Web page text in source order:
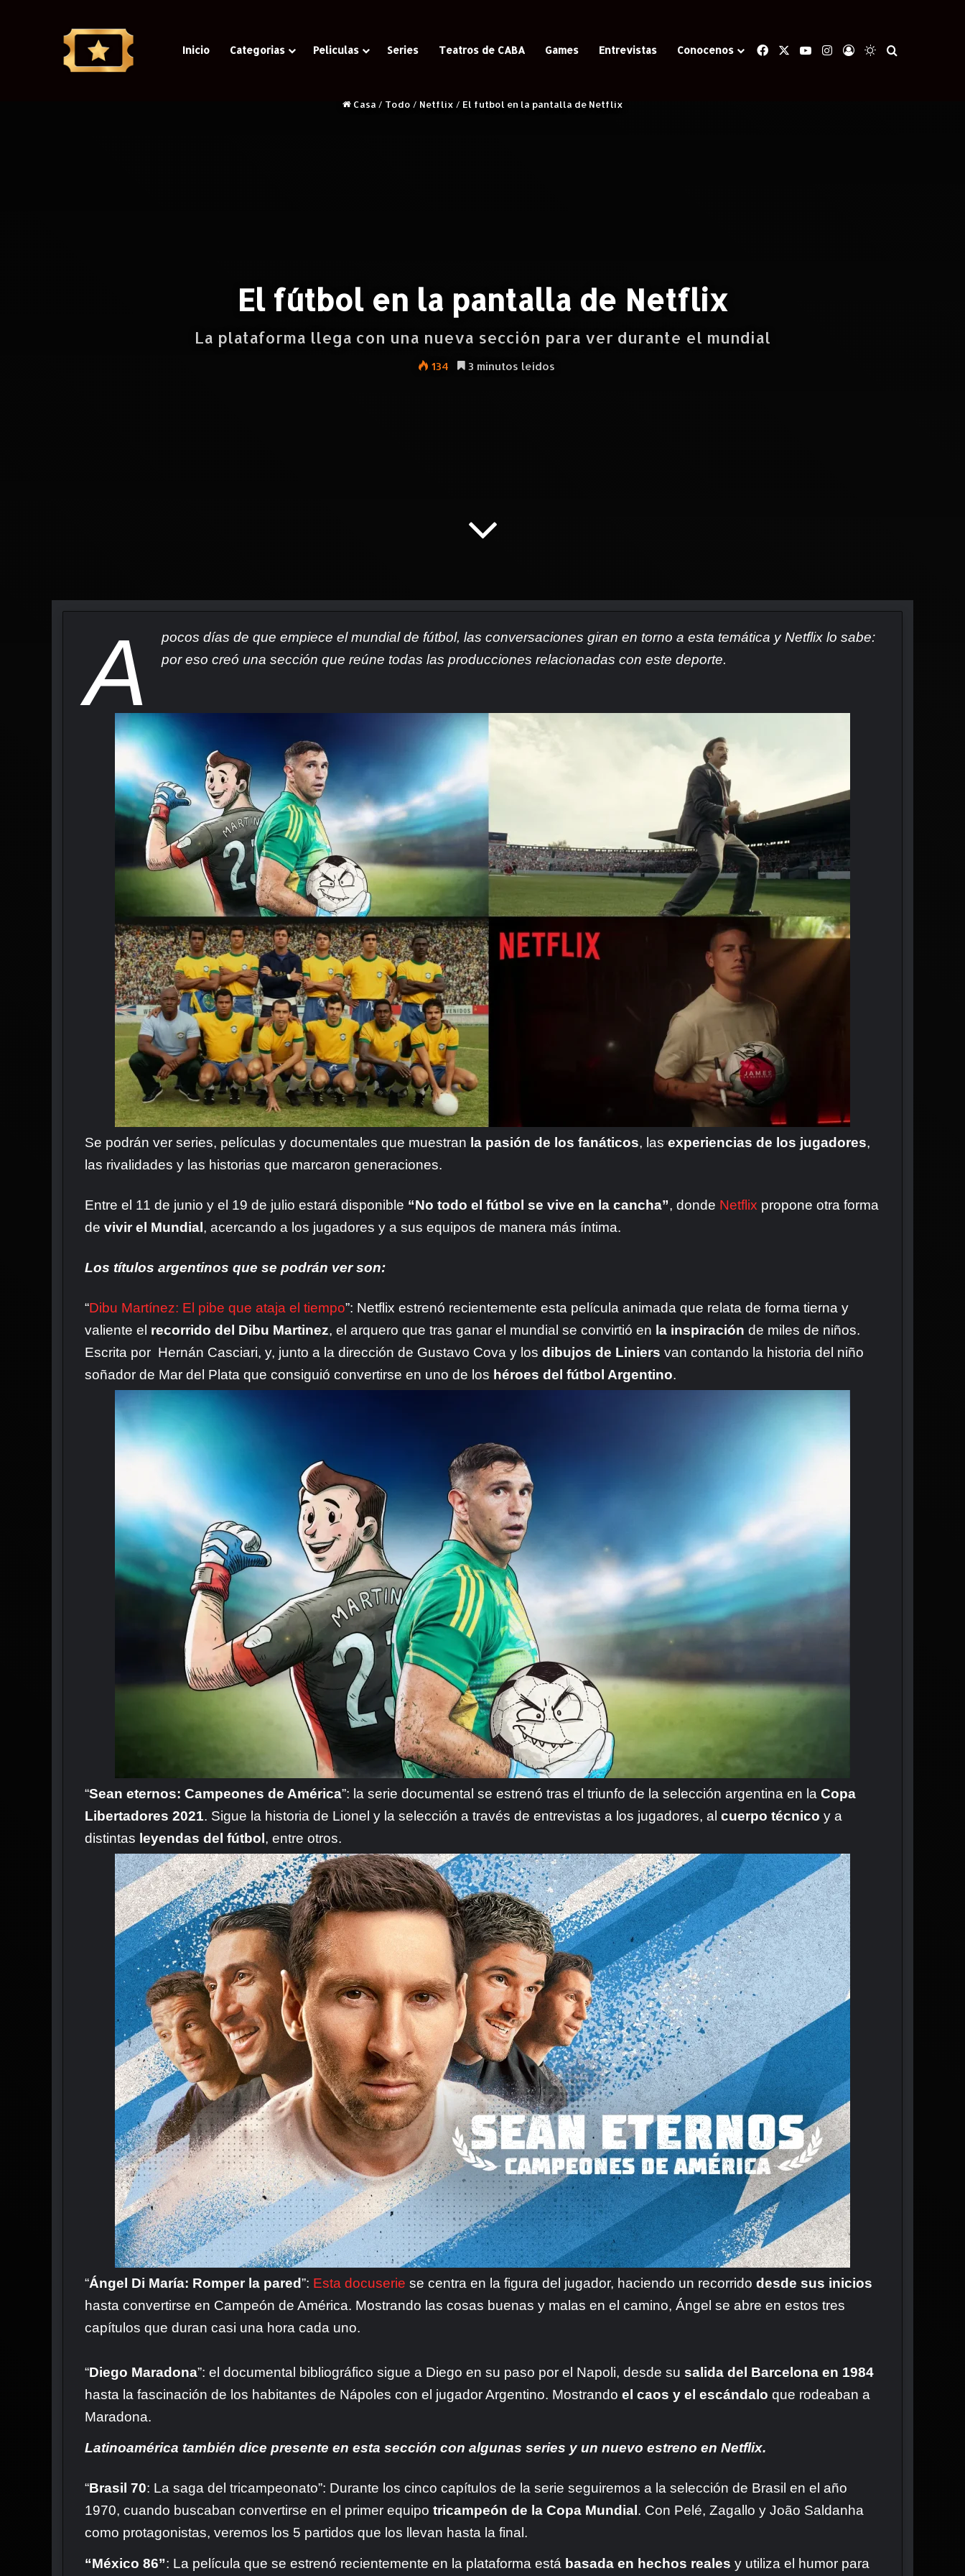
Inicio Categorias Peliculas Series Teatros de CABA Games Entrevistas Conocenos FacebookYouTubeInstagram
Iniciar Sesión
Switch skin
Casa / Todo / Netflix / El fútbol en la pantalla de Netflix
El fútbol en la pantalla de Netflix
La plataforma llega con una nueva sección para ver durante el mundial
134 3 minutos leídos
A
pocos días de que empiece el mundial de fútbol, las conversaciones giran en torno a esta temática y Netflix lo sabe:
por eso creó una sección que reúne todas las producciones relacionadas con este deporte.
Se podrán ver series, películas y documentales que muestran la pasión de los fanáticos, las experiencias de los jugadores,
las rivalidades y las historias que marcaron generaciones.
Entre el 11 de junio y el 19 de julio estará disponible “No todo el fútbol se vive en la cancha”, donde Netflix propone otra forma
de vivir el Mundial , acercando a los jugadores y a sus equipos de manera más íntima.
Los títulos argentinos que se podrán ver son:
“Dibu Martínez: El pibe que ataja el tiempo”: Netflix estrenó recientemente esta película animada que relata de forma tierna y
valiente el recorrido del Dibu Martinez, el arquero que tras ganar el mundial se convirtió en la inspiración de miles de niños.
Escrita por Hernán Casciari, y, junto a la dirección de Gustavo Cova y los dibujos de Liniers van contando la historia del niño
soñador de Mar del Plata que consiguió convertirse en uno de los héroes del fútbol Argentino.
“Sean eternos: Campeones de América”: la serie documental se estrenó tras el triunfo de la selección argentina en la Copa
Libertadores 2021. Sigue la historia de Lionel y la selección a través de entrevistas a los jugadores, al cuerpo técnico y a
distintas leyendas del fútbol , entre otros.
“Ángel Di María: Romper la pared”: Esta docuserie se centra en la figura del jugador, haciendo un recorrido desde sus inicios
hasta convertirse en Campeón de América. Mostrando las cosas buenas y malas en el camino, Ángel se abre en estos tres
capítulos que duran casi una hora cada uno.
“Diego Maradona”: el documental bibliográfico sigue a Diego en su paso por el Napoli, desde su salida del Barcelona en 1984
hasta la fascinación de los habitantes de Nápoles con el jugador Argentino. Mostrando el caos y el escándalo que rodeaban a
Maradona.
Latinoamérica también dice presente en esta sección con algunas series y un nuevo estreno en Netflix.
“Brasil 70: La saga del tricampeonato”: Durante los cinco capítulos de la serie seguiremos a la selección de Brasil en el año
1970, cuando buscaban convertirse en el primer equipo tricampeón de la Copa Mundial . Con Pelé, Zagallo y João Saldanha
como protagonistas, veremos los 5 partidos que los llevan hasta la final.
“México 86”: La película que se estrenó recientemente en la plataforma está basada en hechos reales y utiliza el humor para